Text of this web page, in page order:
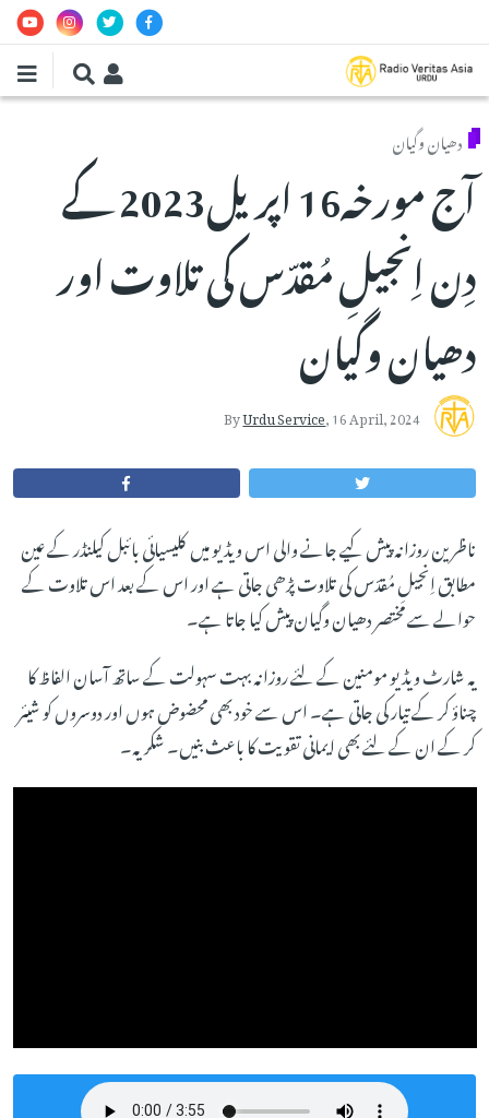
دھیان وگیان
آج مورخہ16 اپریل2023 کے
دِن اِنجیلِ مُقدّس کی تلاوت اور
دھیان وگیان
ByUrdu Service,16 April, 2024
ناظرین روزانہ پیش کیے جانے والی اس ویڈیو میں کلیسیائی بائبل کیلنڈر کے عین
مطابق اِنجیلِ مُقدّس کی تلاوت پڑھی جاتی ہے اور اس کے بعد اس تلاوت کے
حوالے سے مختصر دھیان وگیان پیش کیا جاتا ہے۔
یہ شارٹ ویڈیو مومنین کے لئے روزانہ بہت سہولت کے ساتھ آسان الفاظ کا
چناؤ کر کے تیار کی جاتی ہے۔ اس سے خود بھی محضوض ہوں اور دوسروں کو شیئر
کر کے ان کے لئے بھی ایمانی تقویت کا باعث بنیں۔ شکریہ۔